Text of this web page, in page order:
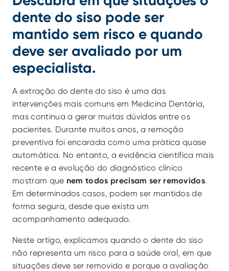
dente do siso pode ser
mantido sem risco e quando
deve ser avaliado por um
especialista.
A extração do dente do siso é uma das
intervenções mais comuns em Medicina Dentária,
mas continua a gerar muitas dúvidas entre os
pacientes. Durante muitos anos, a remoção
preventiva foi encarada como uma prática quase
automática. No entanto, a evidência científica mais
recente e a evolução do diagnóstico clínico
mostram que nem todos precisam ser removidos.
Em determinados casos, podem ser mantidos de
forma segura, desde que exista um
acompanhamento adequado.
Neste artigo, explicamos quando o dente do siso
não representa um risco para a saúde oral, em que
situações deve ser removido e porque a avaliação